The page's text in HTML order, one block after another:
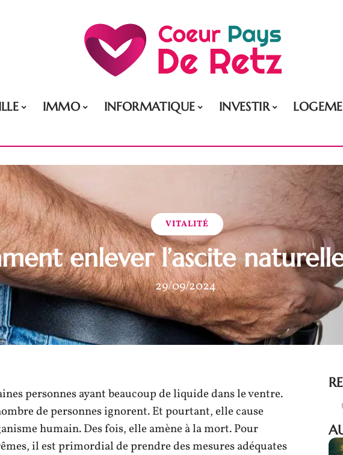
IMMO INFORMATIQUE INVESTIR
VITALITÉ
enlever l’ascite
29/09/2024
personnes ayant beaucoup de liquide dans le ventre.
de personnes ignorent. Et pourtant, elle cause
humain. Des fois, elle amène à la mort. Pour
il est primordial de prendre des mesures adéquates